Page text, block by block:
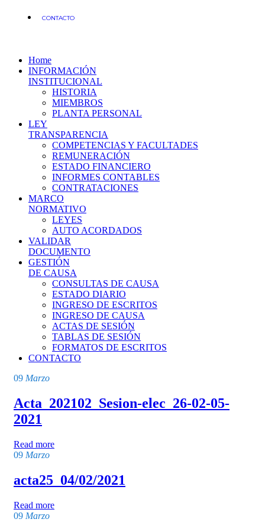
CONTACTO
Home
INFORMACIÓN
INSTITUCIONAL
HISTORIA
MIEMBROS
PLANTA PERSONAL
LEY
TRANSPARENCIA
COMPETENCIAS Y FACULTADES
REMUNERACIÓN
ESTADO FINANCIERO
INFORMES CONTABLES
CONTRATACIONES
MARCO
NORMATIVO
LEYES
AUTO ACORDADOS
VALIDAR
DOCUMENTO
GESTIÓN
DE CAUSA
CONSULTAS DE CAUSA
ESTADO DIARIO
INGRESO DE ESCRITOS
INGRESO DE CAUSA
ACTAS DE SESIÓN
TABLAS DE SESIÓN
FORMATOS DE ESCRITOS
CONTACTO
09 Marzo
Acta_202102_Sesion-elec_26-02-05-
2021
Read more
09 Marzo
acta25_04/02/2021
Read more
09 Marzo